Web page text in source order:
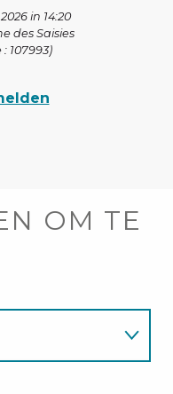
in 14:20
des Saisies
: 107993)
OM TE